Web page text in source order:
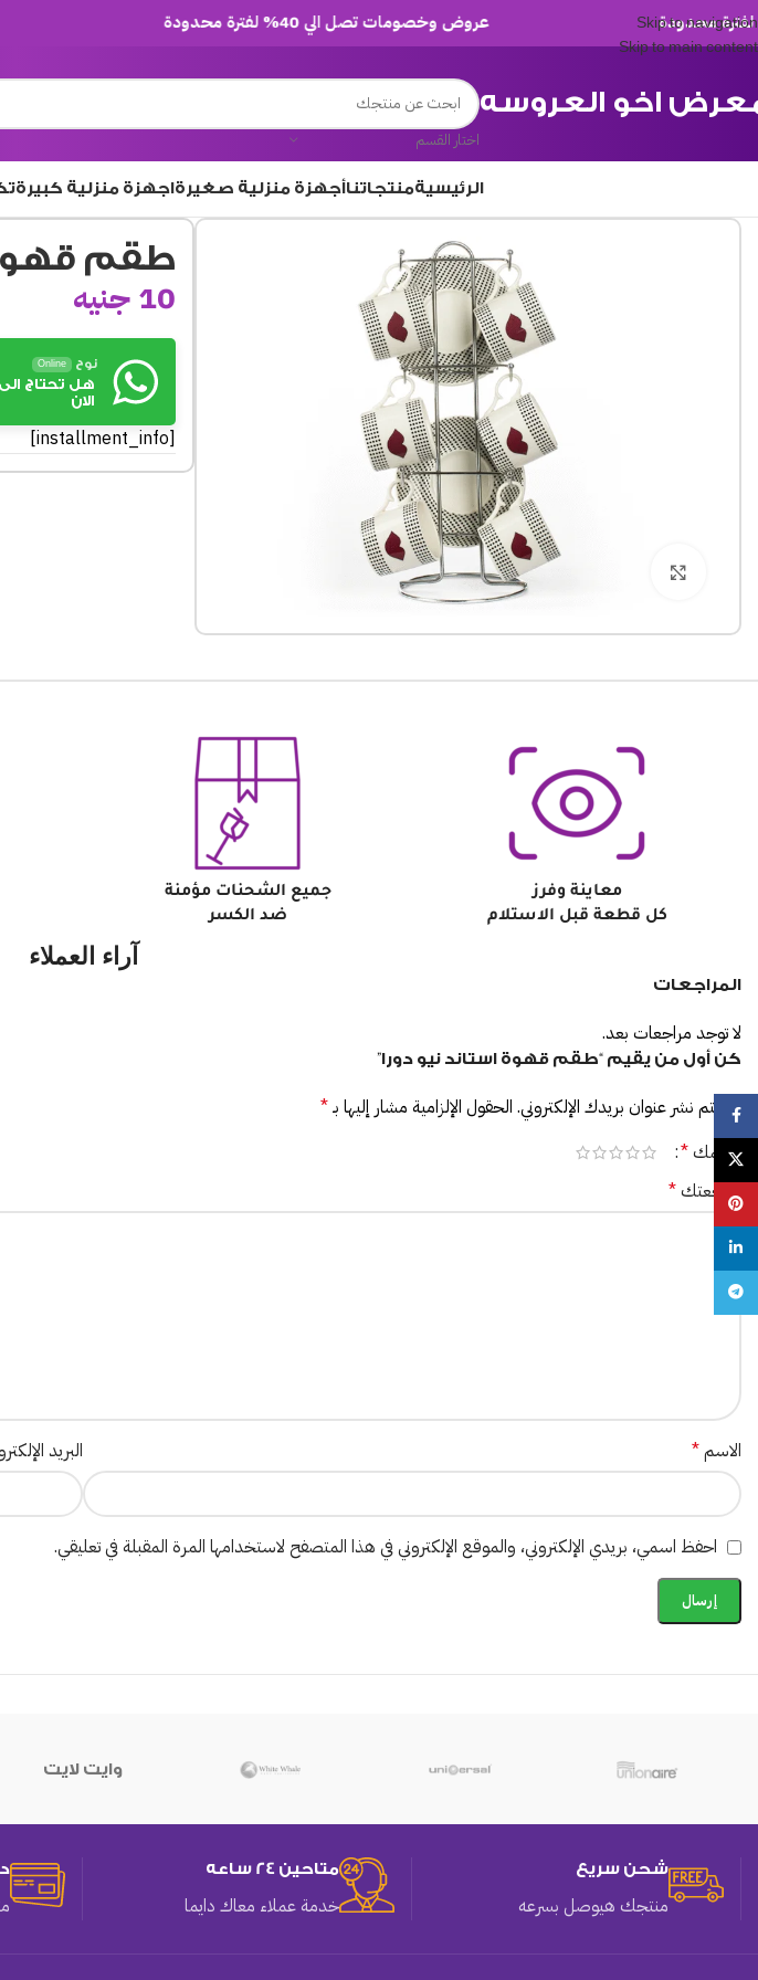
Skip to navigation
Skip to main content
عروض وخصومات تصل الي 40% لفترة محدودة
اخو العروسه
اختار القسم
الرئيسيةمنتجاتناأجهزة منزلية صغيرةاجهزة منزلية كبيرة
Click to enlarge
طقم قهوة
10جنيه
نوح Online
هل تحتاج
الان
[installment_info]
معاينة وفرز
كل قطعة قبل الاستلام
جميع الشحنات مؤمنة
ضد الكسر
آراء العملاء
المراجعات
لا توجد مراجعات بعد.
كن أول من يقيم “طقم قهوة استاند نيو دورا”
لن يتم نشر عنوان بريدك الإلكتروني. الحقول الإلزامية مشار إليها بـ*
تقييمك*
مراجعتك*
الاسم* البريد
احفظ اسمي، بريدي الإلكتروني، والموقع الإلكتروني في هذا المتصفح لاستخدامها المرة المقبلة في تعليقي.
وايت لايت
شحن سريع
منتجك هيوصل بسرعه
متاحين 24 ساعه
خدمة عملاء معاك دايما
Facebook
X